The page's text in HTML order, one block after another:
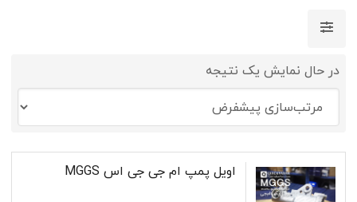
در حال نمایش یک نتیجه
اویل پمپ ام جی جی اس MGGS